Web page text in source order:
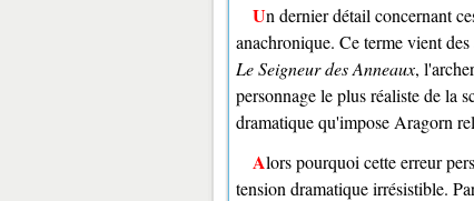
Un dernier détail concernant ces films médiévaux : le commandement « Feu ! » est lui-même
anachronique. Ce terme vient
Le Seigneur des Anneaux,
personnage le plus réaliste de la
dramatique qu'impose Aragorn
Alors pourquoi cette erreur persiste-t-elle ? Parce que le « Attendez… attendez… TIREZ ! » crée une
tension dramatique irrésistible.